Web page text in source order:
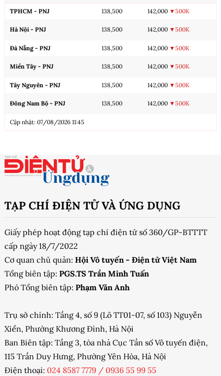
TPHCM - PNJ 138,500 142,000 ▼500K
Hà Nội - PNJ 138,500 142,000 ▼500K
Đà Nẵng - PNJ 138,500 142,000 ▼500K
Miền Tây - PNJ 138,500 142,000 ▼500K
Tây Nguyên - PNJ 138,500 142,000 ▼500K
Đông Nam Bộ - PNJ 138,500 142,000 ▼500K
Cập nhật: 07/08/2026 11:45
TẠP CHÍ ĐIỆN TỬ VÀ ỨNG DỤNG
Giấy phép hoạt động tạp chí điện tử số 360/GP-BTTTT
cấp ngày 18/7/2022
Cơ quan chủ quản: Hội Vô tuyến - Điện tử Việt Nam
Tổng biên tập: PGS.TS Trần Minh Tuấn
Phó Tổng biên tập: Phạm Văn Anh
Trụ sở chính: Tầng 4, số 9 (Lô TT01-07, số 103) Nguyễn
Xiển, Phường Khương Đình, Hà Nội
Ban Biên tập: Tầng 3, tòa nhà Cục Tần số Vô tuyến điện,
115 Trần Duy Hưng, Phường Yên Hòa, Hà Nội
Điện thoại: 024 8587 7779 / 0936 55 99 55